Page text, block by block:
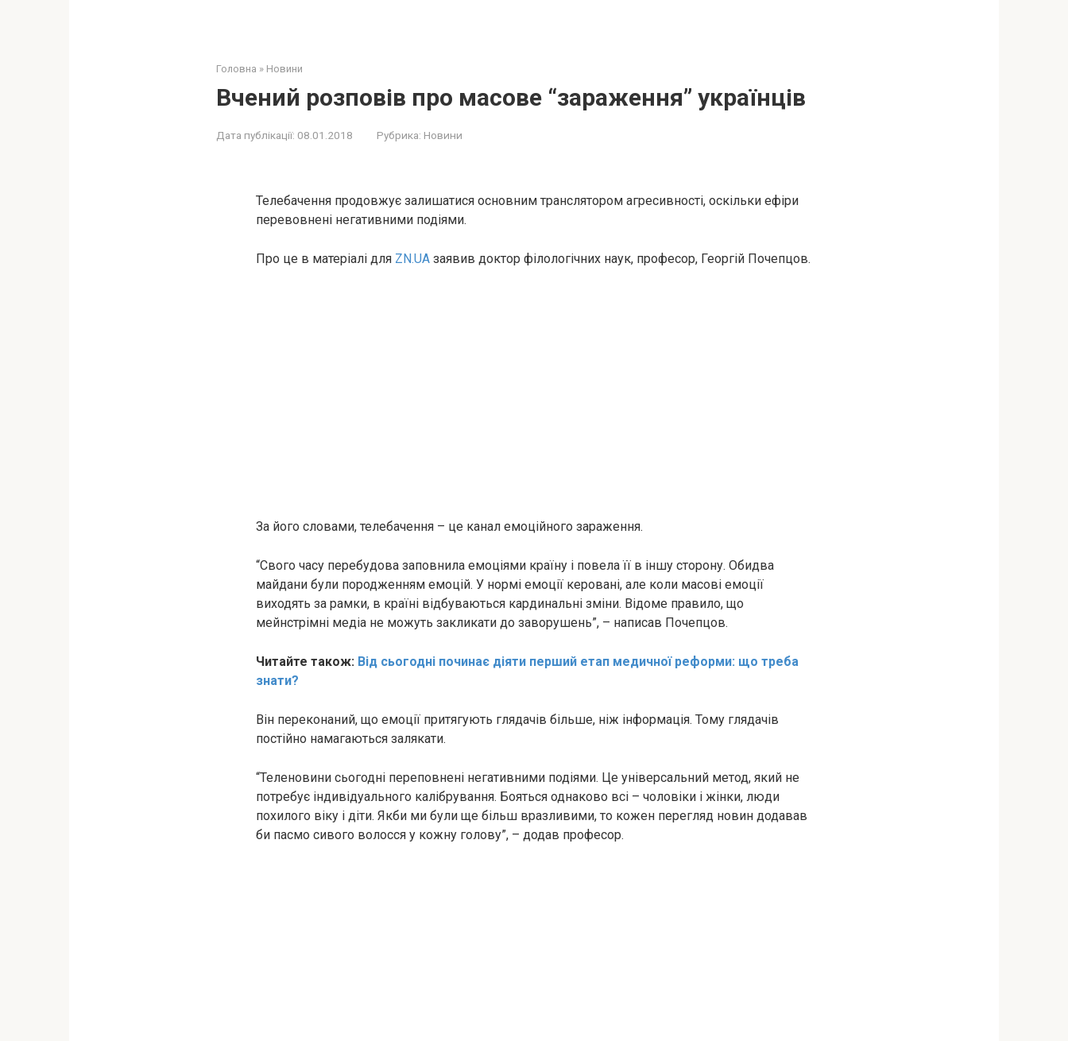
Головна » Новини
Вчений розповів про масове “зараження” українців
Дата публікації: 08.01.2018 Рубрика: Новини
Телебачення продовжує залишатися основним транслятором агресивності, оскільки ефіри
перевовнені негативними подіями.
Про це в матеріалі для ZN.UA заявив доктор філологічних наук, професор, Георгій Почепцов.
За його словами, телебачення – це канал емоційного зараження.
“Свого часу перебудова заповнила емоціями країну і повела її в іншу сторону. Обидва
майдани були породженням емоцій. У нормі емоції керовані, але коли масові емоції
виходять за рамки, в країні відбуваються кардинальні зміни. Відоме правило, що
мейнстрімні медіа не можуть закликати до заворушень”, – написав Почепцов.
Читайте також: Від сьогодні починає діяти перший етап медичної реформи: що треба
знати?
Він переконаний, що емоції притягують глядачів більше, ніж інформація. Тому глядачів
постійно намагаються залякати.
“Теленовини сьогодні переповнені негативними подіями. Це універсальний метод, який не
потребує індивідуального калібрування. Бояться однаково всі – чоловіки і жінки, люди
похилого віку і діти. Якби ми були ще більш вразливими, то кожен перегляд новин додавав
би пасмо сивого волосся у кожну голову”, – додав професор.